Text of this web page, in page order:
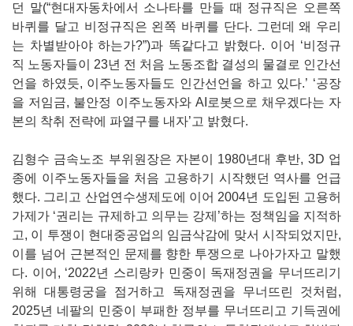
던 말(“현대자동차에서 소나타를 만들 때 정규직은 오른쪽
바퀴를 달고 비정규직은 왼쪽 바퀴를 단다. 그런데 왜 우리
는 차별받아야 하는가?”)과 똑같다고 밝혔다. 이어 ‘비정규
직 노동자들이 23년 전 처음 노동조합 결성의 물결로 인간선
언을 하였듯, 이주노동자들도 인간선언을 하고 있다.’ ‘공장
을 저임금, 불안정 이주노동자와 AI로봇으로 채우겠다는 자
본의 착취 전략에 파열구를 내자’고 밝혔다.
김형수 금속노조 부위원장은 자본이 1980년대 후반, 3D 업
종에 이주노동자들을 처음 고용하기 시작했던 역사를 언급
했다. 그리고 산업연수생제도에 이어 2004년 도입된 고용허
가제가 ‘권리는 규제하고 의무는 강제’하는 정책임을 지적하
고, 이 투쟁이 현대중공업의 임금삭감에 맞서 시작되었지만,
이를 넘어 근본적인 문제를 향한 투쟁으로 나아가자고 말했
다. 이어, ‘2022년 스리랑카 민중이 독재정권을 무너뜨리기
위해 대통령궁을 점거하고 독재정권을 무너뜨린 것처럼,
2025년 네팔의 민중이 부패한 정부를 무너뜨리고 기득권에